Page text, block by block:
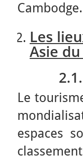
Cambodge.
Les
Asie
2.1.
Le
espaces